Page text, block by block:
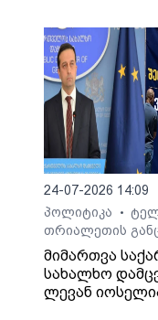
24-07-2026 14:09
პოლიტიკა
•
თრიალეთის
მიმართვა
სახალხო
ლევან